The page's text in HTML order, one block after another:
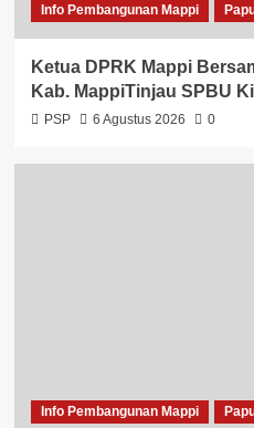
Info Pembangunan Mappi
Ketua DPRK Mappi
Kab. MappiTinjau SPBU
PSP 6 Agustus 2026 0
Info Pembangunan Mappi